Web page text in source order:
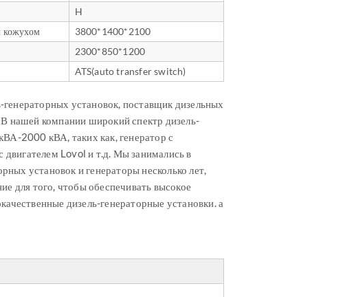
H
кожухом
3800*1400*2100
2300*850*1200
ATS(auto transfer switch)
установок, поставщик дизельных
нашей компании широкий спектр дизель-
2000 кВА, таких как, генератор с
двигателем Lovol и т.д. Мы занимались в
установок и генераторы несколько лет,
для того, чтобы обеспечивать высокое
дизель-генераторные установки. а